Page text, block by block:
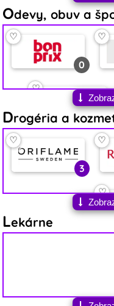
6
0
♡ ♡
0
♡ ♡
0
♡
Odevy, obuv a
0
♡ ♡
0
♡
Drogéria a
3
♡ ♡
♡
Lekárne